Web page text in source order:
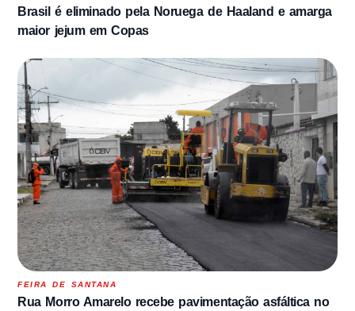
Brasil é eliminado pela Noruega de Haaland e amarga
maior jejum em Copas
FEIRA DE SANTANA
Rua Morro Amarelo recebe pavimentação asfáltica no